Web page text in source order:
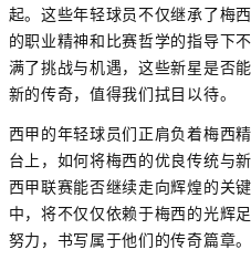
起。这些年轻球员不仅继承了梅
的职业精神和比赛哲学的指导下
满了挑战与机遇，这些新星是否
新的传奇，值得我们拭目以待。
西甲的年轻球员们正肩负着梅西
台上，如何将梅西的优良传统与
西甲联赛能否继续走向辉煌的关
中，将不仅仅依赖于梅西的光辉
努力，书写属于他们的传奇篇章。